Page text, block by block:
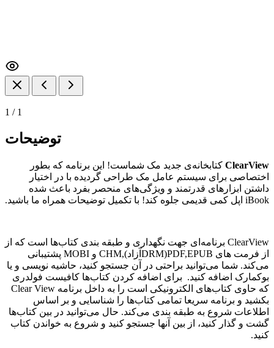
1 / 1
توضیحات
ClearView کتابخانه‌ی جدید مک شماست! این برنامه که بطور
اختصاصی برای سیستم عامل مک طراحی گردیده با در اختیار
داشتن ابزار‌های قدرتمند و ویژگی‌های منحصر بفرد باعث شده
iBook اپل کمی قدیمی جلوه کند! با تکمیل توضیحات همراه ما باشید.
ClearView برنامه‌ای جهت نگهداری و طبقه بندی کتاب‌ها است که از
از فرمت های PDF,EPUB(DRMآزاد),CHM و MOBI پشتیبانی
می‌کند. شما می‌توانید براحتی در آن جستجو کنید، حاشیه نویسی و یا
بوکمارک اضافه کنید. برای اضافه کردن کتاب‌ها کافیست فولدری
که حاوی کتاب‌های الکترونیکی است را به داخل برنامه Clear View
بکشید و برنامه سریعا تمامی کتاب‌ها را شناسایی و بر اساس
اطلاعات شروع به طبقه بندی می‌کند. حال می‌توانید در بین کتاب‌ها
گشت و گذار کنید، از بین آنها جستجو کنید و شروع به خواندن کتاب
کنید.